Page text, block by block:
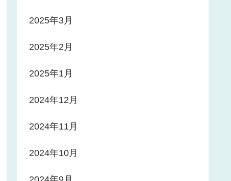
2025年3月
2025年2月
2025年1月
2024年12月
2024年11月
2024年10月